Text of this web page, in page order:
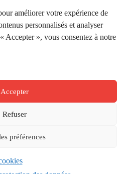
améliorer votre expérience de
personnalisés et analyser
Accepter », vous consentez à notre
Accepter
Refuser
préférences